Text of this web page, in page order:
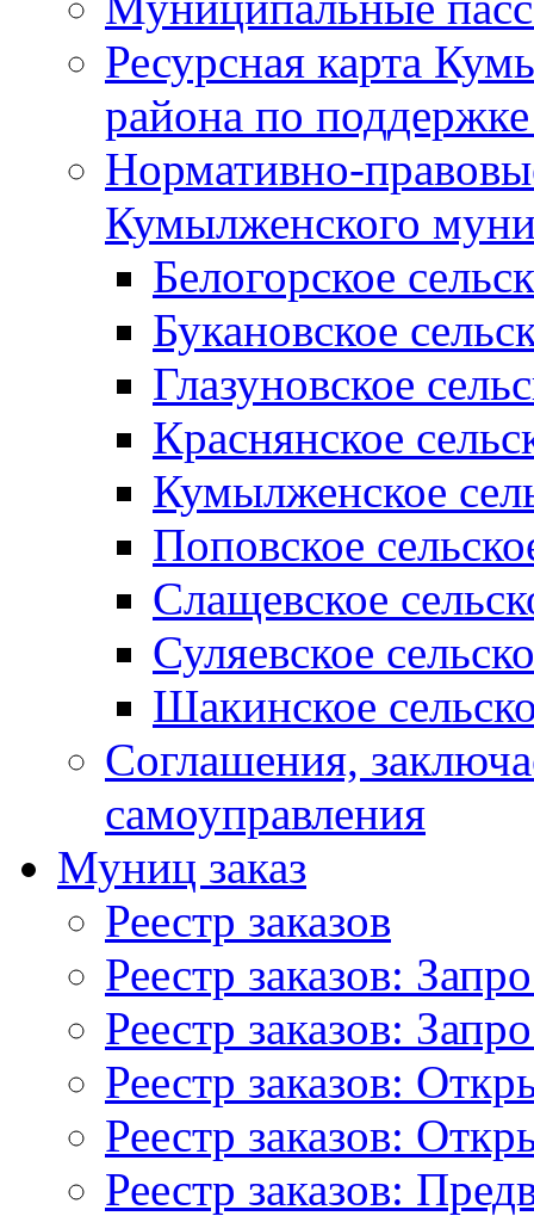
Ресурсная карта
района по
Нормативно-
Кумылженского
Белогорское
Букановское
Глазуновское
Краснянское
Кумылженское
Поповское
Слащевское
Суляевское
Шакинское
Соглашения,
самоуправления
Муниц заказ
Реестр заказов
Реестр заказов:
Реестр заказов:
Реестр заказов:
Реестр заказов:
Реестр заказов: